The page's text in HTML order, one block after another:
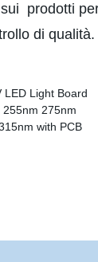
prodotti
di